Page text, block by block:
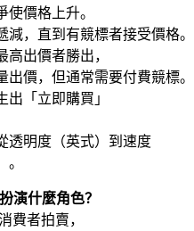
價格上升。
，直到有競標者接受價格。
出價者勝出，
價，但通常需要付費競標。
「立即購買」
透明度（英式）到速度
演什麼角色？
費者拍賣，